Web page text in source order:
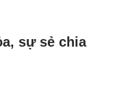
sự sẻ chia